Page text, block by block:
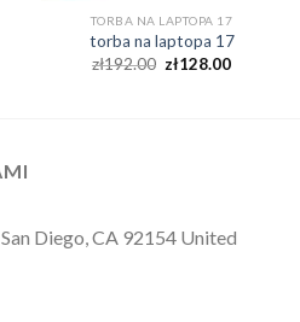
TORBA NA LAPTOPA 17
torba na laptopa 17
zł192.00 zł128.00
Diego, CA 92154 United